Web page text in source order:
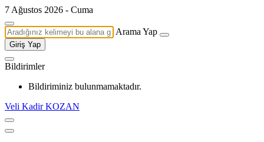
7 Ağustos 2026 - Cuma
Arama Yap
Giriş Yap
Bildirimler
Bildiriminiz bulunmamaktadır.
Veli Kadir KOZAN